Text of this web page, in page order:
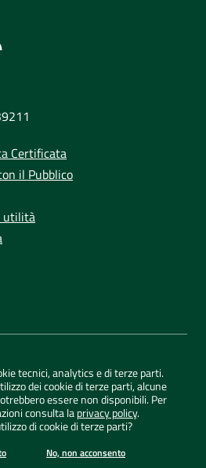
Certificata
il Pubblico
utilità
| ConsulMedia
- Tutti i diritti riservati
tecnici, analytics e di terze parti.
dei cookie di terze parti, alcune
essere non disponibili. Per
consulta laprivacy policy.
di cookie di terze parti?
No, non acconsento